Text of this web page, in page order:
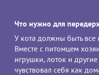
Что нужно для
У кота должны быть
Вместе с питомцем
игрушки, лоток и
чувствовал себя как